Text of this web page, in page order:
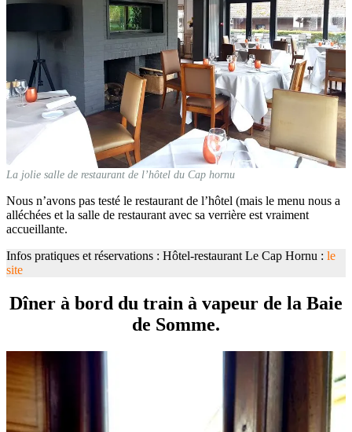
La jolie salle de restaurant de l’hôtel du Cap hornu
Nous n’avons pas testé le restaurant de l’hôtel (mais le menu nous a
alléchées et la salle de restaurant avec sa verrière est vraiment
accueillante.
Infos pratiques et réservations : Hôtel-restaurant Le Cap Hornu : le
site
Dîner à bord du train à vapeur de la Baie
de Somme.